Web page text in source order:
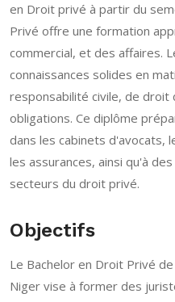
en Droit privé à partir du
Privé offre une formation
commercial, et des affaires.
connaissances solides en
responsabilité civile, de
obligations. Ce diplôme
dans les cabinets d'avocats,
les assurances, ainsi qu'à
secteurs du droit privé.
Objectifs
Le Bachelor en Droit Privé
Niger vise à former des